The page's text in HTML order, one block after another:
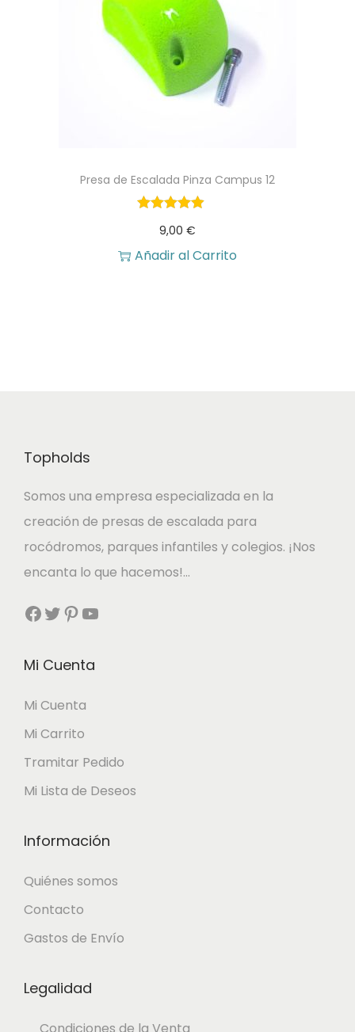
Presa de Escalada Pinza Campus 12
9,00 €
Añadir al Carrito
Topholds
Somos una empresa especializada en la
creación de presas de escalada para
rocódromos, parques infantiles y colegios. ¡Nos
encanta lo que hacemos!…
Facebook Twitter Pinterest YouTube
Mi Cuenta
Mi Cuenta
Mi Carrito
Tramitar Pedido
Mi Lista de Deseos
Información
Quiénes somos
Contacto
Gastos de Envío
Legalidad